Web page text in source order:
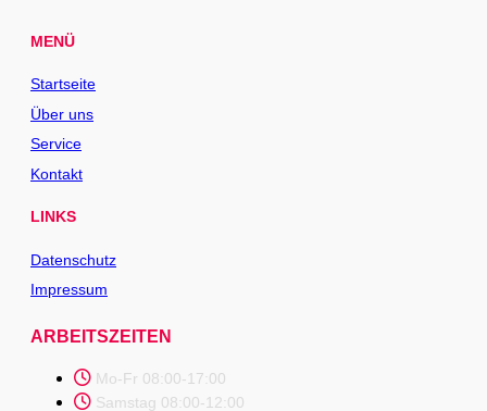
MENÜ
Startseite
Über uns
Service
Kontakt
LINKS
Datenschutz
Impressum
ARBEITSZEITEN
Mo-Fr 08:00-17:00
Samstag 08:00-12:00